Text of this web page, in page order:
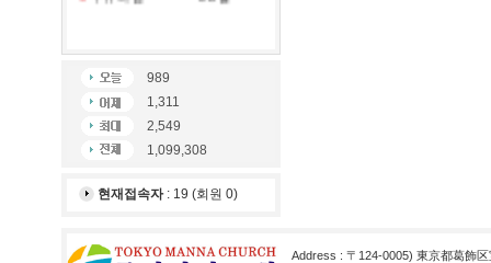
989
1,311
2,549
1,099,308
현재접속자: 19 (회원 0)
Address : 〒124-0005) 東京都葛飾